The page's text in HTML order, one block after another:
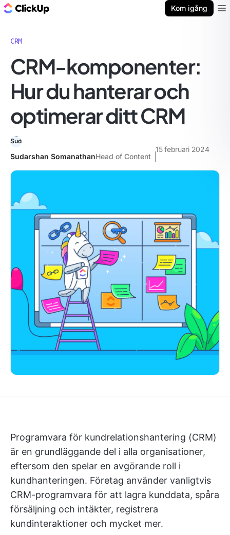
Kom igång
CRM
CRM-komponenter:
Hur du hanterar och
optimerar ditt CRM
Sudarshan SomanathanHead of Content
15 februari 2024
Programvara för kundrelationshantering (CRM)
är en grundläggande del i alla organisationer,
eftersom den spelar en avgörande roll i
kundhanteringen. Företag använder vanligtvis
CRM-programvara för att lagra kunddata, spåra
försäljning och intäkter, registrera
kundinteraktioner och mycket mer.